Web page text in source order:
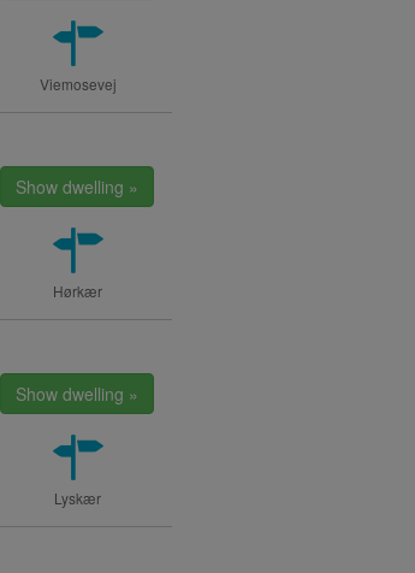
Viemosevej
Show dwelling »
Hørkær
Show dwelling »
Lyskær